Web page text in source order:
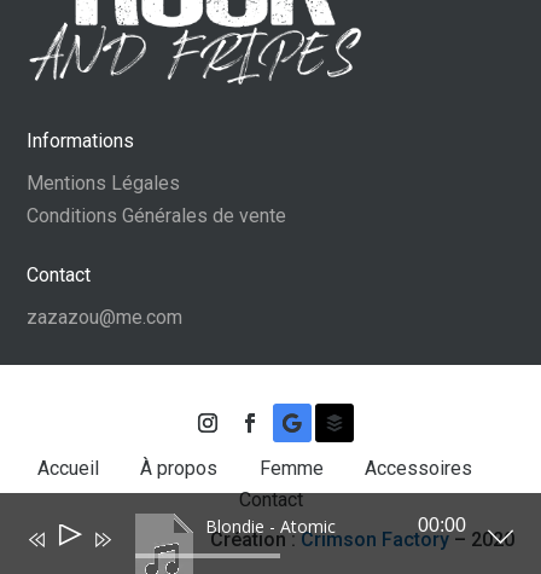
Informations
Mentions Légales
Conditions Générales de vente
Contact
zazazou@me.com
Accueil À propos Femme
Accessoires
Contact
Création :Crimson Factory– 2020
Blondie - Atomic
Lecteur
00:00